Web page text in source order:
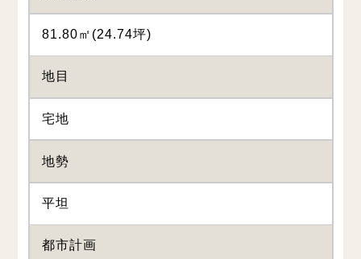
81.80㎡(24.74坪)
地目
宅地
地勢
平坦
都市計画